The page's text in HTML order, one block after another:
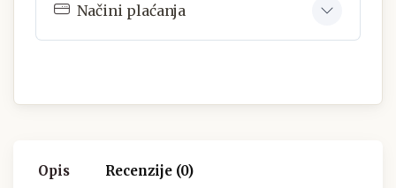
Načini plaćanja
Opis Recenzije (0)